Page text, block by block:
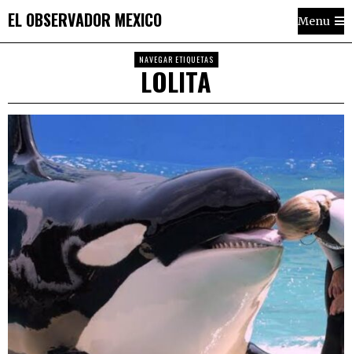
EL OBSERVADOR MEXICO Menu
NAVEGAR ETIQUETAS
LOLITA